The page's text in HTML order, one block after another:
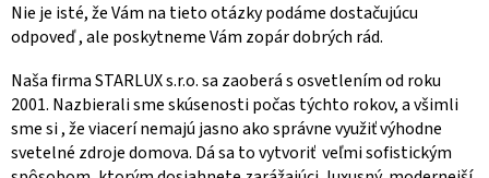
Nie je isté, že Vám na tieto otázky podáme dostačujúcu
odpoveď , ale poskytneme Vám zopár dobrých rád.
Naša firma STARLUX s.r.o. sa zaoberá s osvetlením od roku
2001. Nazbierali sme skúsenosti počas týchto rokov, a všimli
sme si , že viacerí nemajú jasno ako správne využiť výhodne
svetelné zdroje domova. Dá sa to vytvoriť veľmi sofistickým